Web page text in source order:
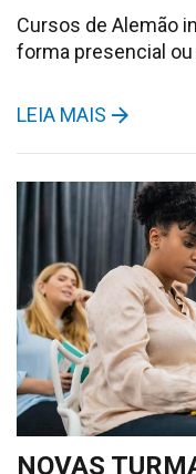
Cursos de Alemão
forma presencial
LEIA MAIS
NOVAS